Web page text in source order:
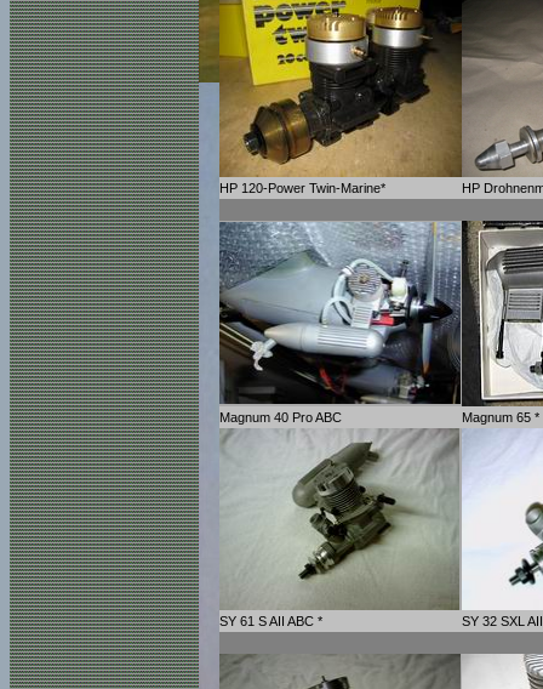
HP 120-Power Twin-Marine* HP
Magnum 40 Pro ABC Magnum 65 *
SY 61 S AII ABC * SY 32 SXL